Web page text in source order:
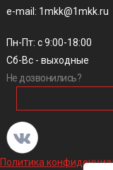
e-mail: 1mkk@1mkk.ru
Пн-Пт: с 9:00-18:00
Сб-Вс - выходные
Не дозвонились?
Политика